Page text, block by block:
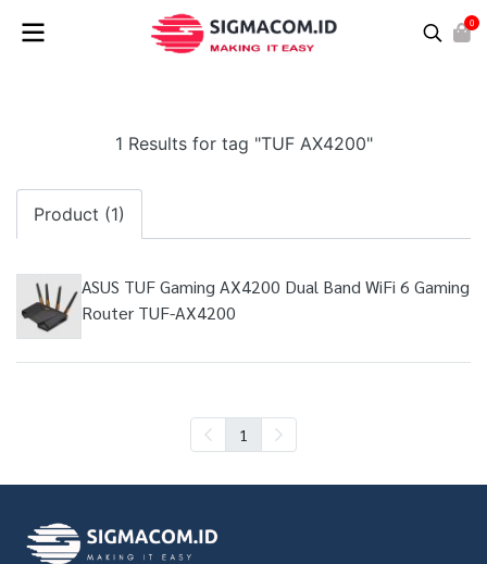
0
1 Results for tag "TUF AX4200"
Product (1)
ASUS TUF Gaming AX4200 Dual Band WiFi 6 Gaming
Router TUF-AX4200
1